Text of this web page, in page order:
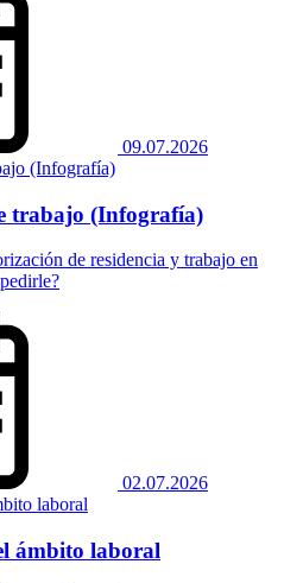
09.07.2026
trabajo (Infografía)
de residencia y trabajo en
02.07.2026
ámbito laboral